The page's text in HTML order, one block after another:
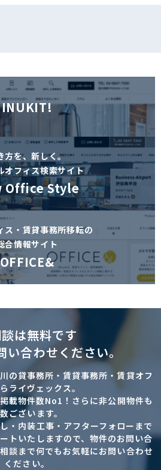
INUKIT!
方を、新しく。
オフィス検索サイト
Office Style
ス・賃貸事務所移転の
合情報サイト
OFFICE&
は無料です
い合わせください。
の貸事務所・賃貸事務所・賃貸オフ
ライヴェックス。
載物件数No1！さらに非公開物件も
ございます。
・内装工事・アフターフォローまで
トいたしますので、物件のお問い合
談まで何でもお気軽にお問い合わせ
ください。